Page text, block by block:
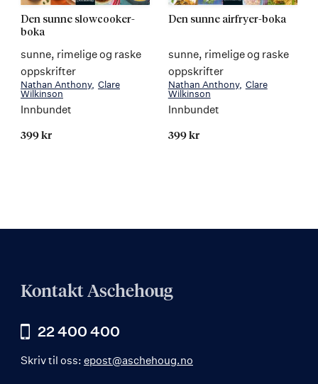
Den sunne slowcooker-
boka
sunne, rimelige og raske
oppskrifter
Nathan Anthony Clare
Wilkinson
Innbundet
399 kr
Den sunne airfryer-boka
sunne, rimelige og raske
oppskrifter
Nathan Anthony Clare
Wilkinson
Innbundet
399 kr
Kontakt Aschehoug
22 400 400
Skriv til oss: epost@aschehoug.no